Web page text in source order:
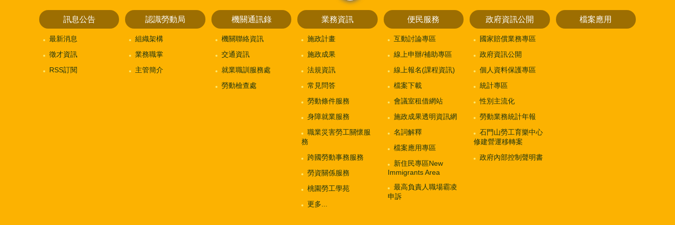
close
訊息公告
最新消息
徵才資訊
RSS訂閱
認識勞動局
組織架構
業務職掌
主管簡介
機關通訊錄
機關聯絡資訊
交通資訊
就業職訓服務處
勞動檢查處
業務資訊
施政計畫
施政成果
法規資訊
常見問答
勞動條件服務
身障就業服務
職業災害勞工關懷服
務
跨國勞動事務服務
勞資關係服務
桃園勞工學苑
更多...
便民服務
互動討論專區
線上申辦/補助專區
線上報名(課程資訊)
檔案下載
會議室租借網站
施政成果透明資訊網
名詞解釋
檔案應用專區
新住民專區New
Immigrants Area
最高負責人職場霸凌
申訴
政府資訊公開
國家賠償業務專區
政府資訊公開
個人資料保護專區
統計專區
性別主流化
勞動業務統計年報
石門山勞工育樂中心
修建營運移轉案
政府內部控制聲明書
檔案應用